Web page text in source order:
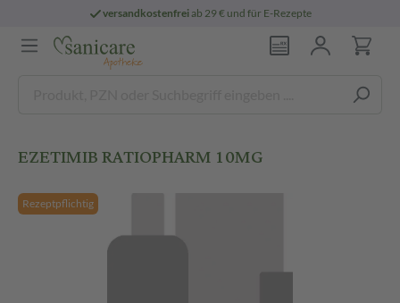
versandkostenfreiab 29 € und für E-Rezepte
EZETIMIB RATIOPHARM 10MG
Rezeptpflichtig